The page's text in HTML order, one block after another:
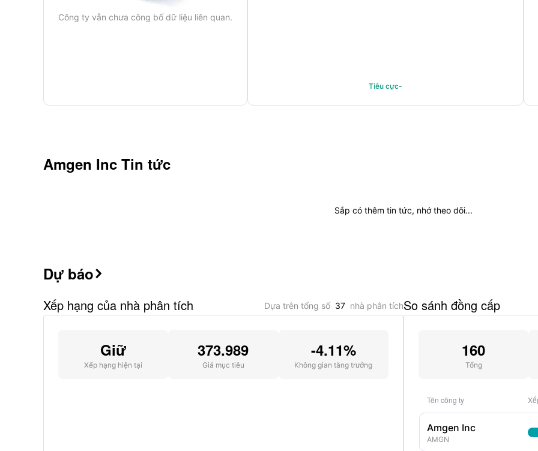
Công ty vẫn chưa công bố dữ liệu liên quan.
Tiêu cực-
Amgen Inc Tin tức
Sắp có thêm tin tức, nhớ theo dõi...
Dự báo 
Xếp hạng của nhà phân tích Dựa trên tổng số 37 nhà phân tích
Giữ
Xếp hạng hiện tại
373.989
Giá mục tiêu
-4.11%
Không gian tăng trưởng
So sánh đồng cấp
160
Tổng
Tên công ty
Amgen Inc
AMGN